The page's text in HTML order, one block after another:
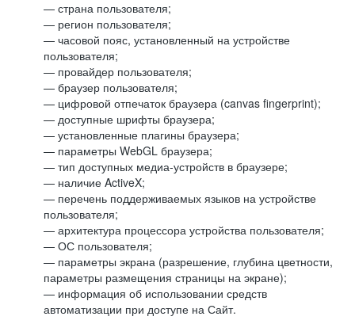
— страна пользователя;
— регион пользователя;
— часовой пояс, установленный на устройстве
пользователя;
— провайдер пользователя;
— браузер пользователя;
— цифровой отпечаток браузера (canvas fingerprint);
— доступные шрифты браузера;
— установленные плагины браузера;
— параметры WebGL браузера;
— тип доступных медиа-устройств в браузере;
— наличие ActiveX;
— перечень поддерживаемых языков на устройстве
пользователя;
— архитектура процессора устройства пользователя;
— ОС пользователя;
— параметры экрана (разрешение, глубина цветности,
параметры размещения страницы на экране);
— информация об использовании средств
автоматизации при доступе на Сайт.